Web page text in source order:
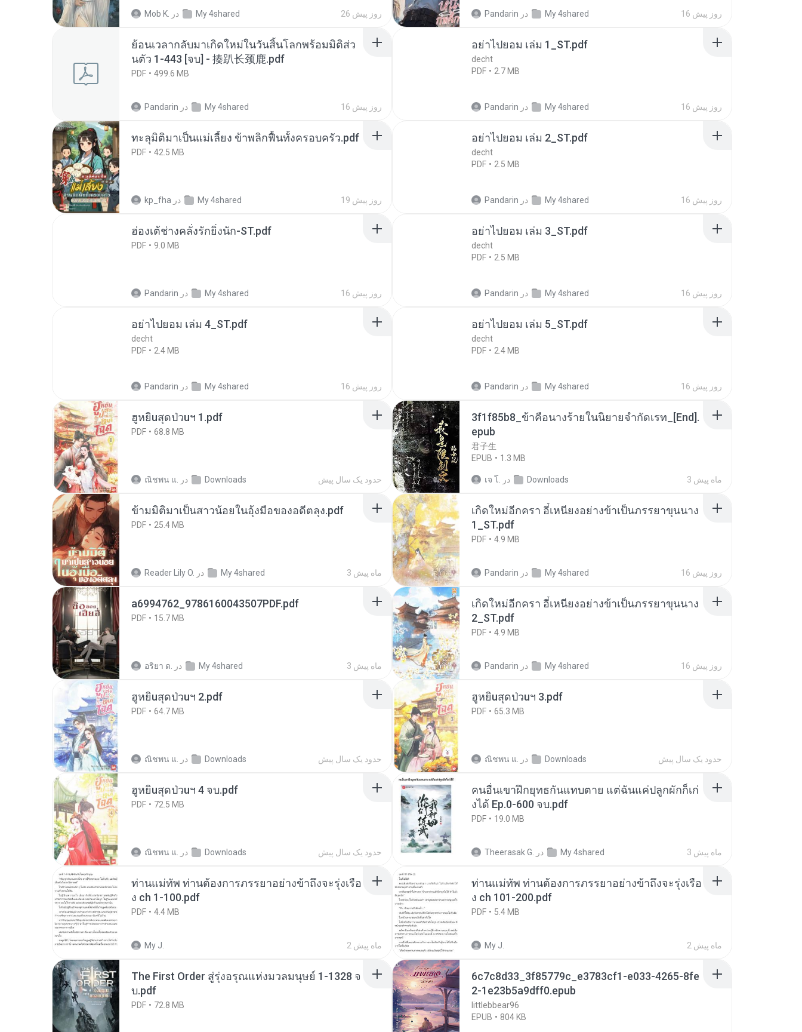
Mob K. در My 4shared 26 روز پیش Pandarin در My 4shared 16 روز پیش
ย้อนเวลากลับมาเกิดใหม่ในวันสิ้นโลกพร้อมมิติส่ว
นตัว 1-443 [จบ] - 揍趴长颈鹿.pdf
PDF 499.6 MB
Pandarin در My 4shared 16 روز پیش
อย่าไปยอม เล่ม 1_ST.pdf
decht
PDF
2.7 MB
Pandarin در My 4shared 16 روز پیش
ทะลุมิติมาเป็นแม่เลี้ยง ข้าพลิกฟื้นทั้งครอบครัว.pdf
PDF 42.5 MB
kp_fha در My 4shared 19 روز پیش
อย่าไปยอม เล่ม 2_ST.pdf
decht
PDF
2.5 MB
Pandarin در My 4shared 16 روز پیش
ฮ่องเต้ช่างคลั่งรักยิ่งนัก-ST.pdf
PDF 9.0 MB
Pandarin در My 4shared 16 روز پیش
อย่าไปยอม เล่ม 3_ST.pdf
decht
PDF
2.5 MB
Pandarin در My 4shared 16 روز پیش
อย่าไปยอม เล่ม 4_ST.pdf
decht
PDF
2.4 MB
Pandarin در My 4shared 16 روز پیش
อย่าไปยอม เล่ม 5_ST.pdf
decht
PDF
2.4 MB
Pandarin در My 4shared 16 روز پیش
ฮูหยิuสุดป่วuฯ 1.pdf
PDF 68.8 MB
ณิชพน แ. در Downloads حدود یک سال پیش
3f1f85b8_ข้าคือนางร้ายในนิยายจำกัดเรท_[End].
epub
君子生
EPUB
1.3 MB
เจ โ. در Downloads 3 ماه پیش
ข้ามมิติมาเป็นสาวน้อยในอุ้งมือของอดีตลุง.pdf
PDF 25.4 MB
Reader Lily O. در My 4shared 3 ماه پیش
เกิดใหม่อีกครา อี๋เหนียงอย่างข้าเป็นภรรยาขุนนาง
1_ST.pdf
PDF 4.9 MB
Pandarin در My 4shared 16 روز پیش
a6994762_9786160043507PDF.pdf
PDF 15.7 MB
อริยา ด. در My 4shared 3 ماه پیش
เกิดใหม่อีกครา อี๋เหนียงอย่างข้าเป็นภรรยาขุนนาง
2_ST.pdf
PDF 4.9 MB
Pandarin در My 4shared 16 روز پیش
ฮูหยิuสุดป่วuฯ 2.pdf
PDF 64.7 MB
ณิชพน แ. در Downloads حدود یک سال پیش
ฮูหยิuสุดป่วuฯ 3.pdf
PDF 65.3 MB
ณิชพน แ. در Downloads حدود یک سال پیش
ฮูหยิuสุดป่วuฯ 4 จบ.pdf
PDF 72.5 MB
ณิชพน แ. در Downloads حدود یک سال پیش
คนอื่นเขาฝึกยุทธกันแทบตาย แต่ฉันแค่ปลูกผักก็เก่
งได้ Ep.0-600 จบ.pdf
PDF 19.0 MB
Theerasak G. در My 4shared 3 ماه پیش
ท่านแม่ทัพ ท่านต้องการภรรยาอย่างข้าถึงจะรุ่งเรือ
ง ch 1-100.pdf
PDF 4.4 MB
My J. 2 ماه پیش
ท่านแม่ทัพ ท่านต้องการภรรยาอย่างข้าถึงจะรุ่งเรือ
ง ch 101-200.pdf
PDF 5.4 MB
My J. 2 ماه پیش
The First Order สู่รุ่งอรุณแห่งมวลมนุษย์ 1-1328 จ
บ.pdf
PDF 72.8 MB
6c7c8d33_3f85779c_e3783cf1-e033-4265-8fe
2-1e23b5a9dff0.epub
littlebbear96
EPUB
804 KB